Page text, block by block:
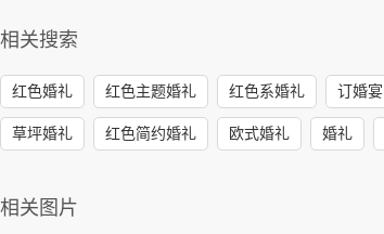
相关搜索
红色婚礼 红色主题婚礼 红色系婚礼 订婚宴
草坪婚礼 红色简约婚礼 欧式婚礼 婚礼
相关图片